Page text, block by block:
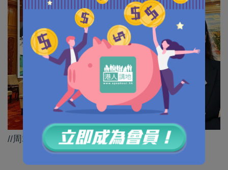
//周群飛嘅出身絕對可以用「傳奇」嚟形容！//